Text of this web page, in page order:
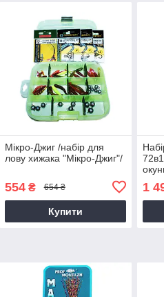
Мікро-Джиг /набір для
лову хижака "Мікро-Джиг"/
554₴ 654 ₴
Купити
1